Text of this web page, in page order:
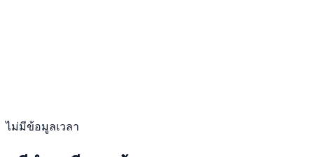
ไม่มีข้อมูลเวลา